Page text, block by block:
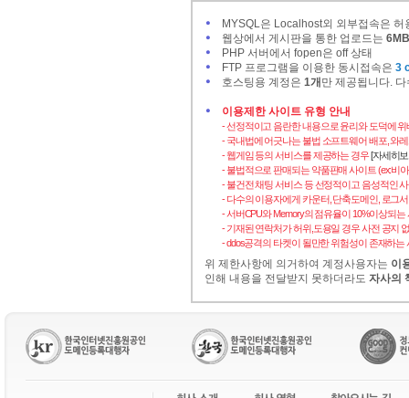
MYSQL은 Localhost외 외부접속은 허
웹상에서 게시판을 통한 업로드는
PHP 서버에서 fopen은 off 상태
FTP 프로그램을 이용한 동시접속은 3
호스팅용 계정은 1개 만 제공됩니다.
이용제한 사이트 유형 안내
- 선정적이고 음란한 내용으로 윤리와 도덕에
- 국내법에 어긋나는 불법 소프트웨어 배포, 와
- 웹게임 등의 서비스를 제공하는 경우[자세히
- 불법적으로 판매되는 약품판매 사이트 (ex:비
- 불건전 채팅 서비스 등 선정적이고 음성적인
- 다수의 이용자에게 카운터, 단축도메인, 로그
- 서버CPU와 Memory의 점유율이 10%이상되
- 기재된 연락처가 허위,도용일 경우 사전 공지
- ddos공격의 타켓이 될만한 위험성이 존재하
위 제한사항에 의거하여 계정사용자는 이
인해 내용을 전달받지 못하더라도 자사의